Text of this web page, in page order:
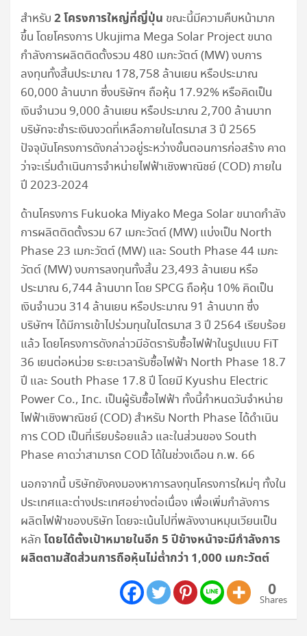
สำหรับ 2 โครงการใหญ่ที่ญี่ปุ่น ขณะนี้มีความคืบหน้ามาก
ขึ้น โดยโครงการ Ukujima Mega Solar Project ขนาด
กำลังการผลิตติดตั้งรวม 480 เมกะวัตต์ (MW) งบการ
ลงทุนทั้งสิ้นประมาณ 178,758 ล้านเยน หรือประมาณ
60,000 ล้านบาท ซึ่งบริษัทฯ ถือหุ้น 17.92% หรือคิดเป็น
เงินจำนวน 9,000 ล้านเยน หรือประมาณ 2,700 ล้านบาท
บริษัทจะชำระเงินงวดที่เหลือภายในไตรมาส 3 ปี 2565
ปัจจุบันโครงการดังกล่าวอยู่ระหว่างขั้นตอนการก่อสร้าง คาด
ว่าจะเริ่มดำเนินการจำหน่ายไฟฟ้าเชิงพาณิชย์ (COD) ภายใน
ปี 2023-2024
ด้านโครงการ Fukuoka Miyako Mega Solar ขนาดกำลัง
การผลิตติดตั้งรวม 67 เมกะวัตต์ (MW) แบ่งเป็น North
Phase 23 เมกะวัตต์ (MW) และ South Phase 44 เมกะ
วัตต์ (MW) งบการลงทุนทั้งสิ้น 23,493 ล้านเยน หรือ
ประมาณ 6,744 ล้านบาท โดย SPCG ถือหุ้น 10% คิดเป็น
เงินจำนวน 314 ล้านเยน หรือประมาณ 91 ล้านบาท ซึ่ง
บริษัทฯ ได้มีการเข้าไปร่วมทุนในไตรมาส 3 ปี 2564 เรียบร้อย
แล้ว โดยโครงการดังกล่าวมีอัตรารับซื้อไฟฟ้าในรูปแบบ FiT
36 เยนต่อหน่วย ระยะเวลารับซื้อไฟฟ้า North Phase 18.7
ปี และ South Phase 17.8 ปี โดยมี Kyushu Electric
Power Co., Inc. เป็นผู้รับซื้อไฟฟ้า ทั้งนี้กำหนดวันจำหน่าย
ไฟฟ้าเชิงพาณิชย์ (COD) สำหรับ North Phase ได้ดำเนิน
การ COD เป็นที่เรียบร้อยแล้ว และในส่วนของ South
Phase คาดว่าสามารถ COD ได้ในช่วงเดือน ก.พ. 66
นอกจากนี้ บริษัทยังคงมองหาการลงทุนโครงการใหม่ๆ ทั้งใน
ประเทศและต่างประเทศอย่างต่อเนื่อง เพื่อเพิ่มกำลังการ
ผลิตไฟฟ้าของบริษัท โดยจะเน้นไปที่พลังงานหมุนเวียนเป็น
หลัก โดยได้ตั้งเป้าหมายในอีก 5 ปีข้างหน้าจะมีกำลังการ
ผลิตตามสัดส่วนการถือหุ้นไม่ต่ำกว่า 1,000 เมกะวัตต์
0
Shares